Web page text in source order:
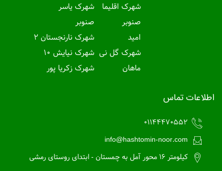
شهرک اقلیما
صنوبر
امید
شهرک گل نی
ماهان
شهرک یاسر
صنوبر
شهرک نارنجستان 2
شهرک نیایش 10
شهرک زکریا پور
اطلاعات تماس
01144470552
info@hashtomin-noor.com
کیلومتر 16 محور آمل به چمستان - ابتدای روستای رمشی